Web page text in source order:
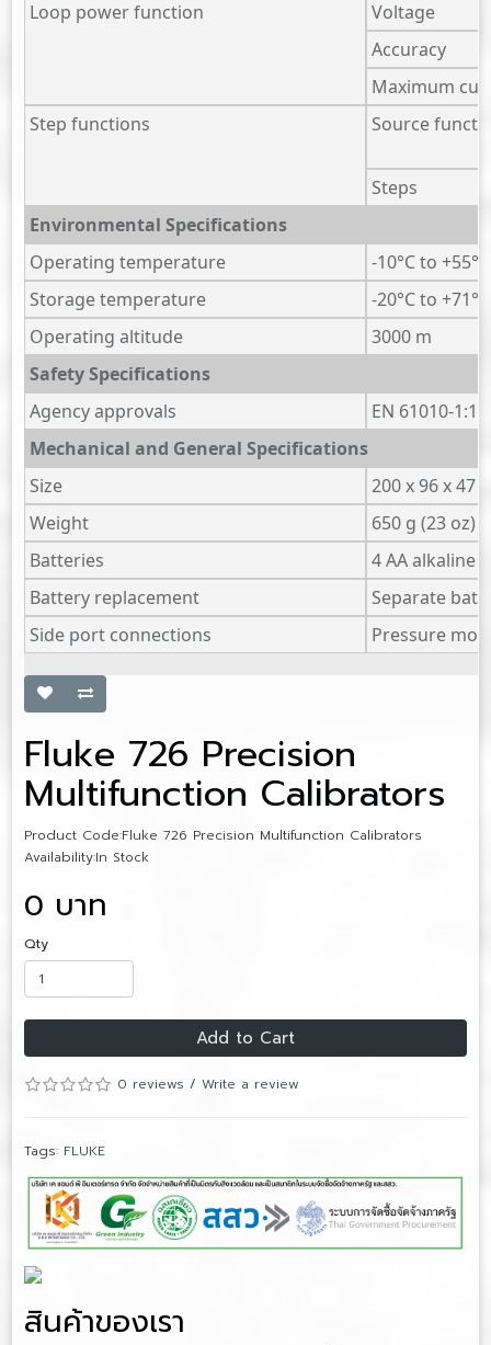
Loop power function
Voltage
Accuracy
Maximum
Step functions
Source
Steps
Environmental Specifications
Operating temperature
-10°C to +55°C
Storage temperature
-20°C to +71°C
Operating altitude
3000 m
Safety Specifications
Agency approvals
EN 61010-
Mechanical and General Specifications
Size
200 x 96 x 47
Weight
650 g (23 oz)
Batteries
4 AA alkaline
Battery replacement
Separate
Side port connections
Pressure
Fluke 726 Precision
Multifunction Calibrators
Product Code:Fluke 726 Precision Multifunction Calibrators
Availability:In Stock
0 บาท
Qty
Add to Cart
0 reviews /Write a review
Tags: FLUKE
สินค้าของเรา